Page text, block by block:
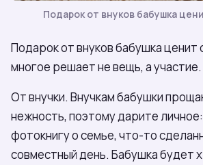
Подарок от внуков бабушка
Подарок от внуков бабушка ценит
многое решает не вещь, а участие.
От внучки. Внучкам бабушки
нежность, поэтому дарите
фотокнигу о семье, что-то
совместный день. Бабушка будет